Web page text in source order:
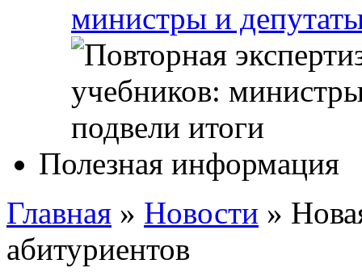
министры и
Полезная информация
Главная » Новости »
абитуриентов